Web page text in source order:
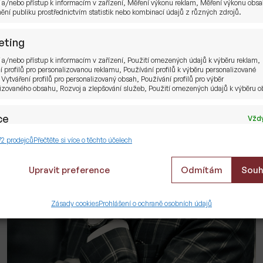
a/nebo přístup k informacím v zařízení, Měření výkonu reklam, Měření výkonu
publiku prostřednictvím statistik nebo kombinací údajů z různých zdrojů.
a/nebo přístup k informacím v zařízení, Použití omezených údajů k výběru reklam,
profilů pro personalizovanou reklamu, Používání profilů k výběru personalizované
Vytváření profilů pro personalizovaný obsah, Používání profilů pro výběr
obsahu, Rozvoj a zlepšování služeb, Použití omezených údajů k výběru
a kombinování údajů z jiných zdrojů údajů, Propojení různých zařízení,
zařízení na základě automaticky přenášených informací.
bezpečnosti, předcházení a zjišťování
reklamy a obsahu, Ukládání a sdělování
osobních údajů.
prodejcůPřečtěte si více o těchto účelech
Odmítám
Upravit preference
Zásady cookiesProhlášení o ochraně osobních údajů
po prodeji firmy. Nebo rodinu, která už delší
dobu spravuje významný kapitál a postupně
stačit.…
INVESTICE
PRIVATE
MARKETS
RODINNÁ ÚSTAVA